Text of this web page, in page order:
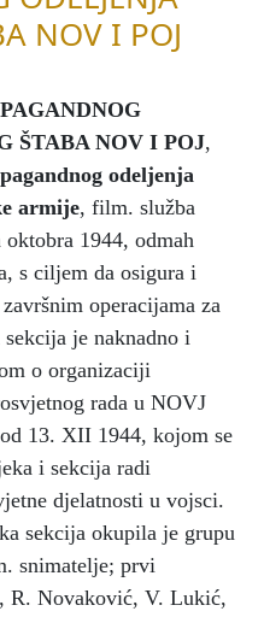
NOV I POJ
ŠTABA NOV I POJ,
odeljenja
armije, film. služba
1944, odmah
s ciljem da osigura i
operacijama za
je naknadno i
o organizaciji
rada u NOVJ
13. XII 1944, kojom se
i sekcija radi
djelatnosti u vojsci.
sekcija okupila je grupu
snimatelje; prvi
R. Novaković, V. Lukić,